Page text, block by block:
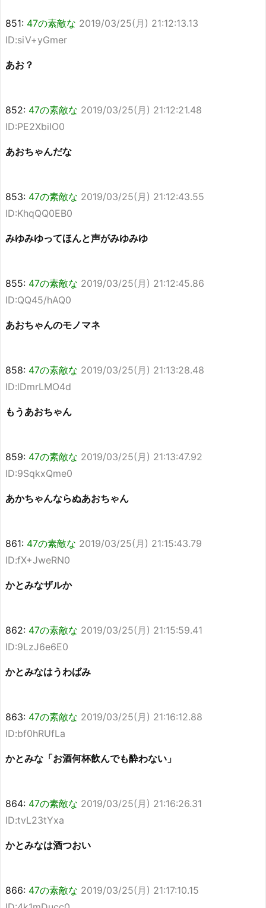
851: 47の素敵な 2019/03/25(月) 21:12:13.13
ID:siV+yGmer
あお？
852: 47の素敵な 2019/03/25(月) 21:12:21.48
ID:PE2XbiIO0
あおちゃんだな
853: 47の素敵な 2019/03/25(月) 21:12:43.55
ID:KhqQQ0EB0
みゆみゆってほんと声がみゆみゆ
855: 47の素敵な 2019/03/25(月) 21:12:45.86
ID:QQ45/hAQ0
あおちゃんのモノマネ
858: 47の素敵な 2019/03/25(月) 21:13:28.48
ID:lDmrLMO4d
もうあおちゃん
859: 47の素敵な 2019/03/25(月) 21:13:47.92
ID:9SqkxQme0
あかちゃんならぬあおちゃん
861: 47の素敵な 2019/03/25(月) 21:15:43.79
ID:fX+JweRN0
かとみなザルか
862: 47の素敵な 2019/03/25(月) 21:15:59.41
ID:9LzJ6e6E0
かとみなはうわばみ
863: 47の素敵な 2019/03/25(月) 21:16:12.88
ID:bf0hRUfLa
かとみな「お酒何杯飲んでも酔わない」
864: 47の素敵な 2019/03/25(月) 21:16:26.31
ID:tvL23tYxa
かとみなは酒つおい
866: 47の素敵な 2019/03/25(月) 21:17:10.15